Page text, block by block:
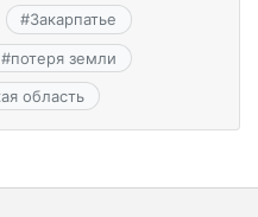
#Закарпатье
#потеря земли
область